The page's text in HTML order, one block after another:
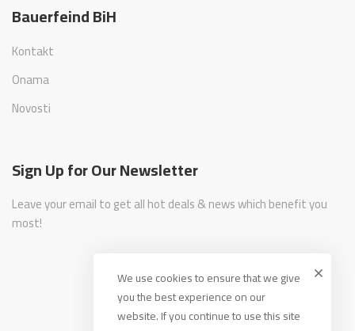
Bauerfeind BiH
Kontakt
Onama
Novosti
Sign Up for Our Newsletter
Leave your email to get all hot deals & news which benefit you
most!
We use cookies to ensure that we give
you the best experience on our
website. If you continue to use this site